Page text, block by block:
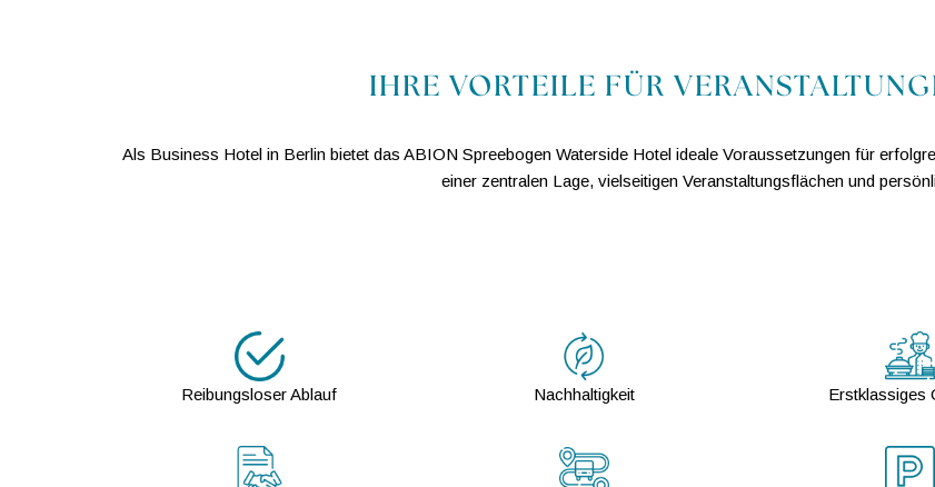
IHRE VORTEILE FÜR
Als Business Hotel in Berlin bietet das ABION Spreebogen Waterside Hotel ideale Voraussetzungen für
einer zentralen Lage, vielseitigen Veranstaltungsflächen und
Reibungsloser Ablauf Nachhaltigkeit Erstklassiges